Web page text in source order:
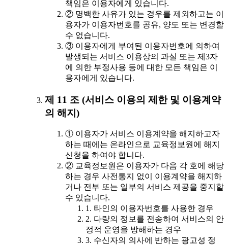
책임은 이용자에게 있습니다.
② 명백한 사유가 있는 경우를 제외하고는 이
용자가 이용자번호를 공유, 양도 또는 변경할
수 없습니다.
③ 이용자에게 부여된 이용자번호에 의하여
발생되는 서비스 이용상의 과실 또는 제3자
에 의한 부정사용 등에 대한 모든 책임은 이
용자에게 있습니다.
제 11 조 (서비스 이용의 제한 및 이용계약
의 해지)
① 이용자가 서비스 이용계약을 해지하고자
하는 때에는 온라인으로 교육정보원에 해지
신청을 하여야 합니다.
② 교육정보원은 이용자가 다음 각 호에 해당
하는 경우 사전통지 없이 이용계약을 해지하
거나 전부 또는 일부의 서비스 제공을 중지할
수 있습니다.
1. 타인의 이용자번호를 사용한 경우
2. 다량의 정보를 전송하여 서비스의 안
정적 운영을 방해하는 경우
3. 수신자의 의사에 반하는 광고성 정